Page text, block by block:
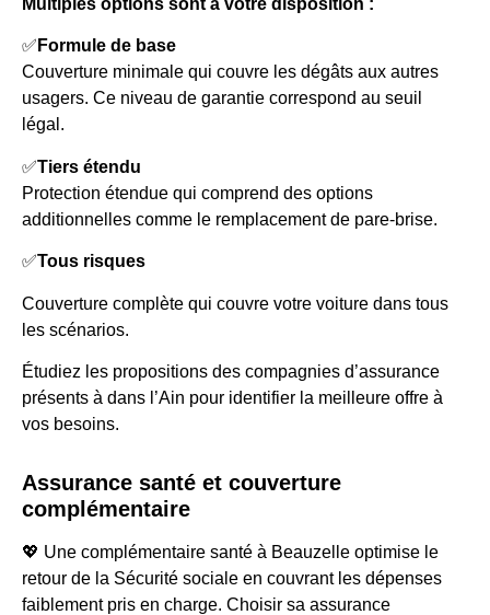
Multiples options sont à votre disposition :
✅ Formule de base
Couverture minimale qui couvre les dégâts aux autres
usagers. Ce niveau de garantie correspond au seuil
légal.
✅Tiers étendu
Protection étendue qui comprend des options
additionnelles comme le remplacement de pare-brise.
✅Tous risques
Couverture complète qui couvre votre voiture dans tous
les scénarios.
Étudiez les propositions des compagnies d’assurance
présents à dans l’Ain pour identifier la meilleure offre à
vos besoins.
Assurance santé et couverture
complémentaire
💖 Une complémentaire santé à Beauzelle optimise le
retour de la Sécurité sociale en couvrant les dépenses
faiblement pris en charge. Choisir sa assurance